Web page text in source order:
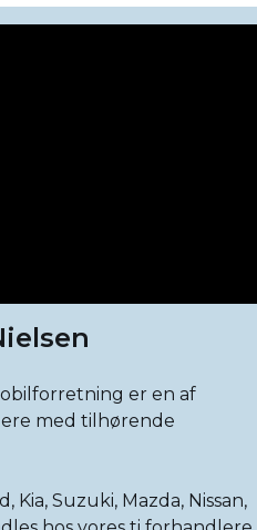
er en af
med tilhørende
Suzuki, Mazda, Nissan,